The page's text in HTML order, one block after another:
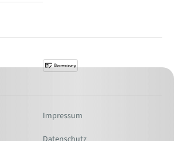
Impressum